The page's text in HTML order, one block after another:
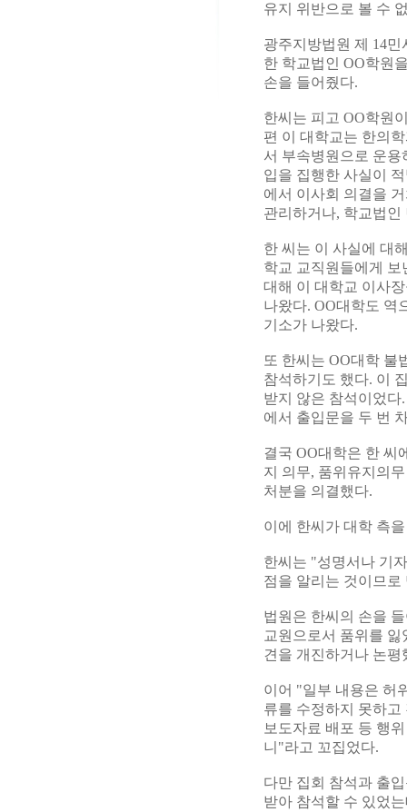
유지 위반으로 볼 수
광주지방법원 제 14
한 학교법인 OO학원
손을 들어줬다.
한씨는 피고 OO학원
편 이 대학교는 한의
서 부속병원으로 운
입을 집행한 사실이
에서 이사회 의결을
관리하거나, 학교법
한 씨는 이 사실에 대
학교 교직원들에게
대해 이 대학교 이사
나왔다. OO대학도 역
기소가 나왔다.
또 한씨는 OO대학 불
참석하기도 했다. 이
받지 않은 참석이었
에서 출입문을 두 번
결국 OO대학은 한 씨
지 의무, 품위유지의
처분을 의결했다.
이에 한씨가 대학 측
한씨는 "성명서나 기
점을 알리는 것이므
법원은 한씨의 손을
교원으로서 품위를
견을 개진하거나 논
이어 "일부 내용은 허
류를 수정하지 못하
보도자료 배포 등 행
니"라고 꼬집었다.
다만 집회 참석과 출
받아 참석할 수 있었